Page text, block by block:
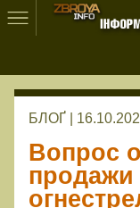
БЛОҐ |
Вопрос
продажи